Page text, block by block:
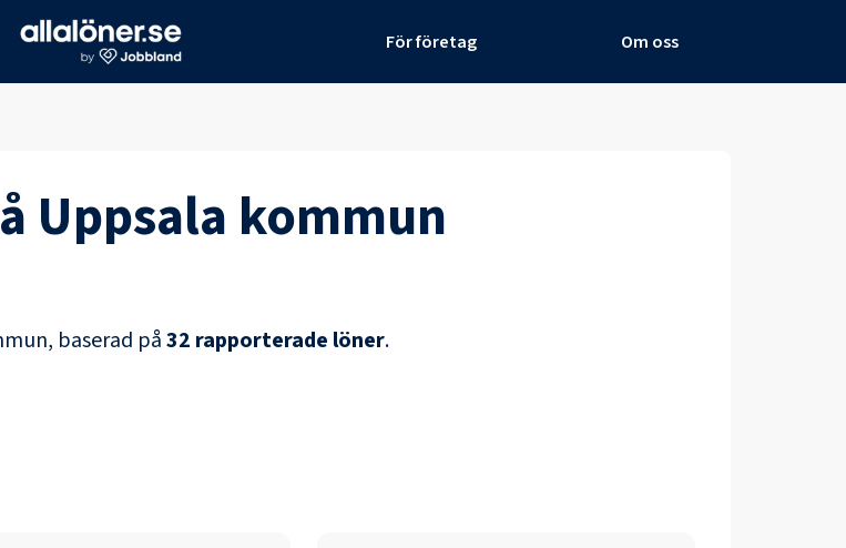
För företag Om oss
Uppsala kommun
, baserad på32 rapporterade löner.